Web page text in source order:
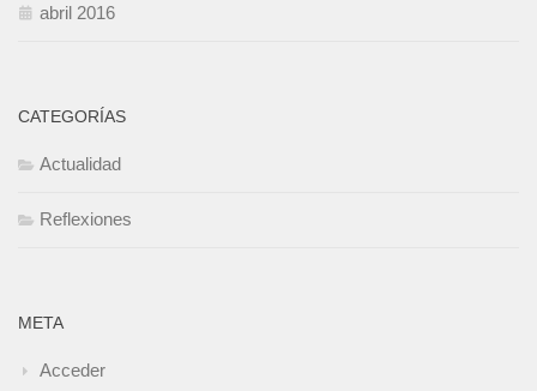
abril 2016
CATEGORÍAS
Actualidad
Reflexiones
META
Acceder